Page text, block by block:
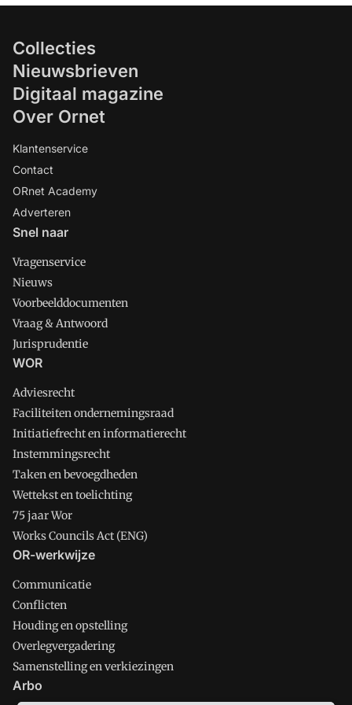
Collecties
Nieuwsbrieven
Digitaal magazine
Over Ornet
Klantenservice
Contact
ORnet Academy
Adverteren
Snel naar
Vragenservice
Nieuws
Voorbeelddocumenten
Vraag & Antwoord
Jurisprudentie
WOR
Adviesrecht
Faciliteiten ondernemingsraad
Initiatiefrecht en informatierecht
Instemmingsrecht
Taken en bevoegdheden
Wettekst en toelichting
75 jaar Wor
Works Councils Act (ENG)
OR-werkwijze
Communicatie
Conflicten
Houding en opstelling
Overlegvergadering
Samenstelling en verkiezingen
Arbo